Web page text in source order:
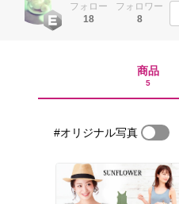
フォロー
18
フォロワー
8
商品
5
#オリジナル写真